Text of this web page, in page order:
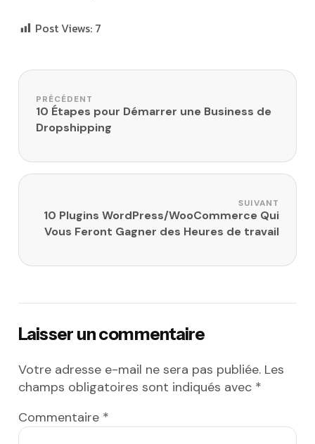
Post Views: 7
Navigation de l’article
PRÉCÉDENT
10 Étapes pour Démarrer une Business de
Dropshipping
SUIVANT
10 Plugins WordPress/WooCommerce Qui
Vous Feront Gagner des Heures de travail
Laisser un commentaire
Votre adresse e-mail ne sera pas publiée. Les
champs obligatoires sont indiqués avec *
Commentaire *